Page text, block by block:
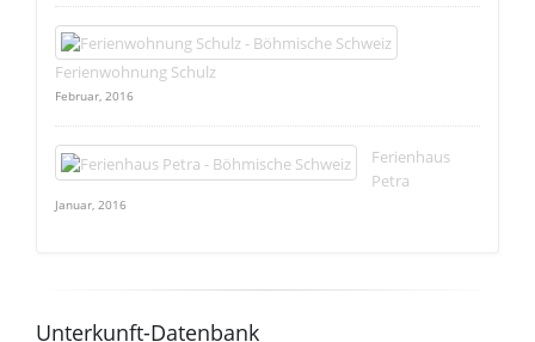
Ferienwohnung Schulz
Februar, 2016
Ferienhaus
Petra
Januar, 2016
Unterkunft-Datenbank